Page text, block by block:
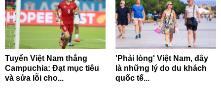
Tuyển Việt Nam thắng
Campuchia: Đạt mục tiêu
và sửa lỗi cho...
'Phải lòng' Việt Nam, đây
là những lý do du khách
quốc tế...